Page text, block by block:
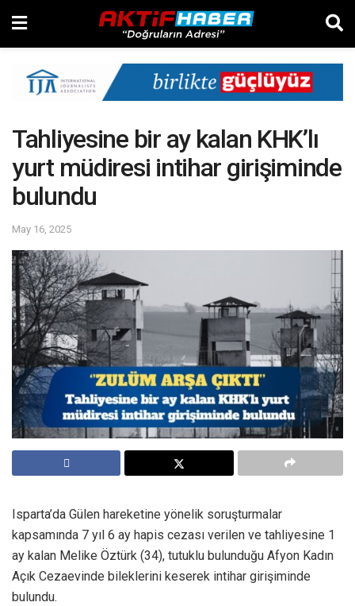
Tahliyesine bir ay kalan KHK’lı
yurt müdiresi intihar girişiminde
bulundu
May 16, 2025
Isparta’da Gülen hareketine yönelik soruşturmalar
kapsamında 7 yıl 6 ay hapis cezası verilen ve tahliyesine 1
ay kalan Melike Öztürk (34), tutuklu bulunduğu Afyon Kadın
Açık Cezaevinde bileklerini keserek intihar girişiminde
bulundu.